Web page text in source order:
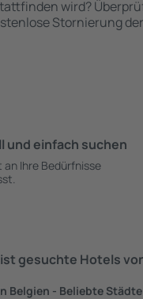
wird?
Stornierung
und einfach suchen
an Ihre Bedürfnisse
gesuchte Hotels
Belgien - Beliebte Städte